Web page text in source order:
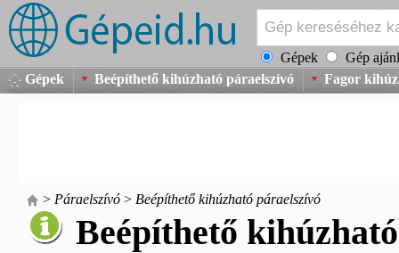
Gépek
Gép
Gépek
Beépíthető kihúzható páraelszívó Fagor
> Páraelszívó > Beépíthető kihúzható páraelszívó
Beépíthető